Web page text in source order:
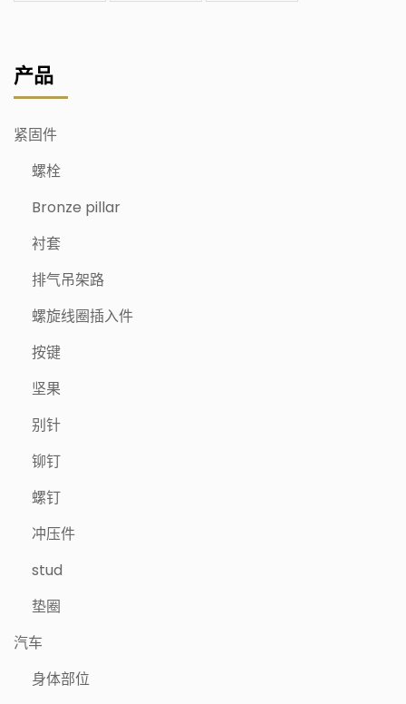
产品
紧固件
螺栓
Bronze pillar
衬套
排气吊架路
螺旋线圈插入件
按键
坚果
别针
铆钉
螺钉
冲压件
stud
垫圈
汽车
身体部位